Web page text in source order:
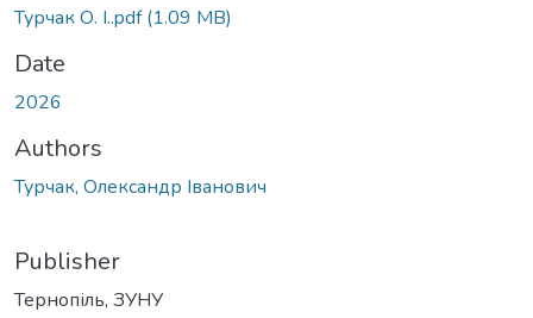
Турчак О. І..pdf(1.09 MB)
Date
2026
Authors
Турчак, Олександр Іванович
Publisher
Тернопіль, ЗУНУ